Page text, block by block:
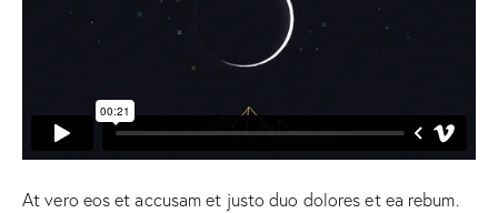
At vero eos et accusam et justo duo dolores et ea rebum.